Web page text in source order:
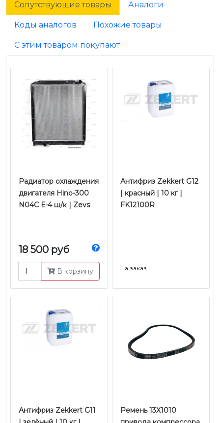
Сопутствующие товары Аналоги
Коды аналогов Похожие товары
С этим товаром покупают
Радиатор охлаждения
двигателя Hino-300
N04C Е-4 ш/к | Zevs
18 500 руб
В корзину
Антифриз Zekkert G12
| красный | 10 кг |
FK12100R
На заказ
Антифриз Zekkert G11
Ремень 13X1010